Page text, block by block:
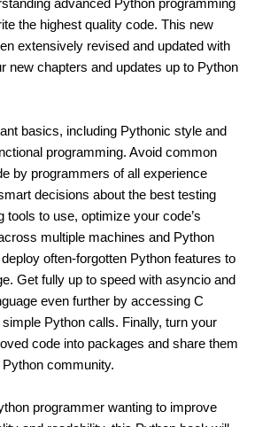
advanced Python programming
the highest quality code. This new
extensively revised and updated with
new chapters and updates up to Python
basics, including Pythonic style and
programming. Avoid common
by programmers of all experience
decisions about the best testing
tools to use, optimize your code’s
multiple machines and Python
often-forgotten Python features to
Get fully up to speed with asyncio and
even further by accessing C
Python calls. Finally, turn your
code into packages and share them
community.
programmer wanting to improve